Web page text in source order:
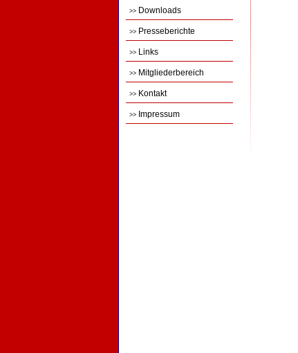
>> Downloads
>> Presseberichte
>> Links
>> Mitgliederbereich
>> Kontakt
>> Impressum